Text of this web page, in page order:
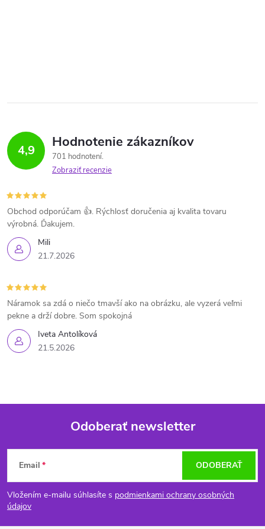
4,9 Hodnotenie zákazníkov
701 hodnotení
Zobraziť recenzie
Mili
21.7.2026
Obchod odporúčam 👍. Rýchlosť doručenia aj kvalita tovaru
výrobná. Ďakujem.
Iveta Antolíková
21.5.2026
Náramok sa zdá o niečo tmavší ako na obrázku, ale vyzerá veľmi
pekne a drží dobre. Som spokojná
Z
á
p
Odoberať newsletter
Email
Vložením e-mailu súhlasíte s podmienkami ochrany osobných
údajov
ODOBERAŤ